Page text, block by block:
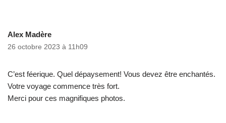
Alex Madère
26 octobre 2023 à 11h09
C’est féerique. Quel dépaysement! Vous devez être enchantés.
Votre voyage commence très fort.
Merci pour ces magnifiques photos.